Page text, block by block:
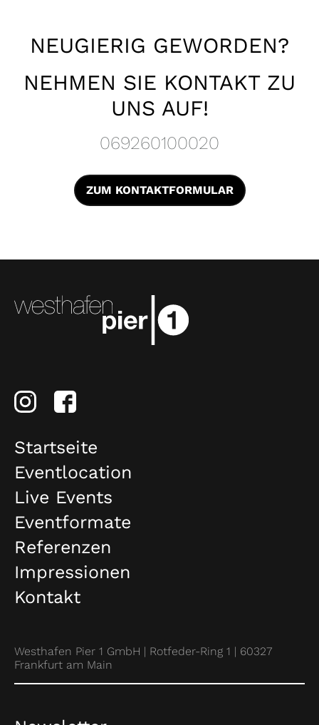
NEUGIERIG GEWORDEN?
NEHMEN SIE KONTAKT ZU
UNS AUF!
069260100020
ZUM KONTAKTFORMULAR
Startseite
Eventlocation
Live Events
Eventformate
Referenzen
Impressionen
Kontakt
Westhafen Pier 1 GmbH | Rotfeder-Ring 1 | 60327
Frankfurt am Main